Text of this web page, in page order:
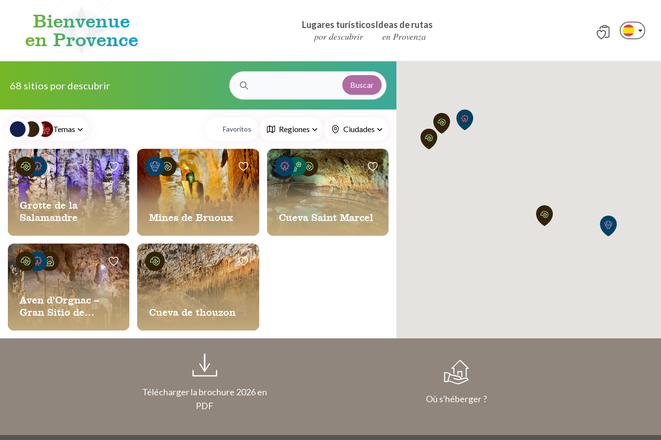
Bienvenue
en Provence
Lugares turísticos
por descubrir
Ideas de rutas
en Provenza
68 sitios por descubrir Buscar
Temas Favoritos Regiones Ciudades
Grotte de la
Salamandre
Mines de Bruoux Cueva Saint Marcel
Aven d’Orgnac –
Gran Sitio de
Cueva de thouzon
Télécharger la brochure 2026 en
PDF
Où s'héberger ?